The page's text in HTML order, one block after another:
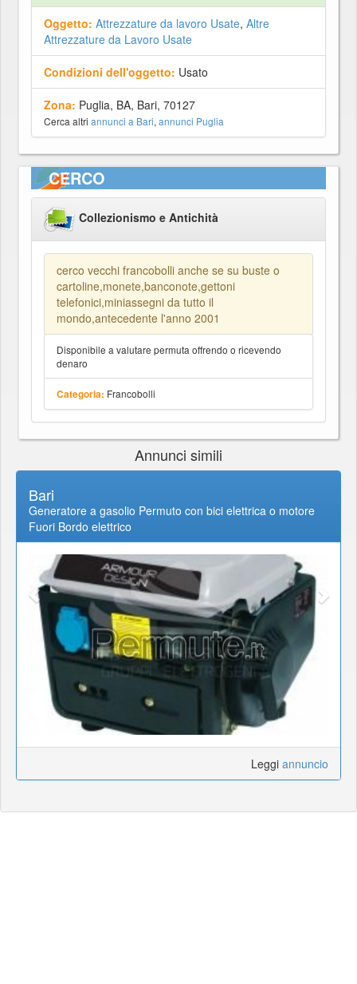
Oggetto: Attrezzature da lavoro Usate, Altre
Attrezzature da Lavoro Usate
Condizioni dell'oggetto: Usato
Zona: Puglia, BA, Bari, 70127
Cerca altri annunci a Bari, annunci Puglia
CERCO
Collezionismo e Antichità
cerco vecchi francobolli anche se su buste o
cartoline,monete,banconote,gettoni
telefonici,miniassegni da tutto il
mondo,antecedente l'anno 2001
Disponibile a valutare permuta offrendo o ricevendo
denaro
Categoria: Francobolli
Annunci simili
Bari
Generatore a gasolio Permuto con bici elettrica o motore
Fuori Bordo elettrico
Leggi annuncio